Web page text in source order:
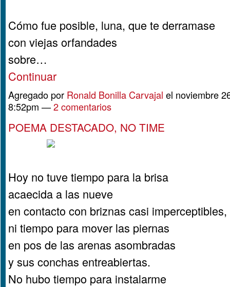
Cómo fue posible, luna, que te derramase
con viejas orfandades
sobre…
Continuar
Agregado por Ronald Bonilla Carvajal el noviembre
8:52pm —2 comentarios
POEMA DESTACADO, NO TIME
Hoy no tuve tiempo para la brisa
acaecida a las nueve
en contacto con briznas casi imperceptibles,
ni tiempo para mover las piernas
en pos de las arenas asombradas
y sus conchas entreabiertas.
No hubo tiempo para instalarme